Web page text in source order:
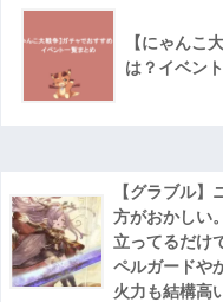
【にゃんこ
は？イベン
【グラブル
方がおかしい
立ってるだけ
ペルガードや
火力も結構高